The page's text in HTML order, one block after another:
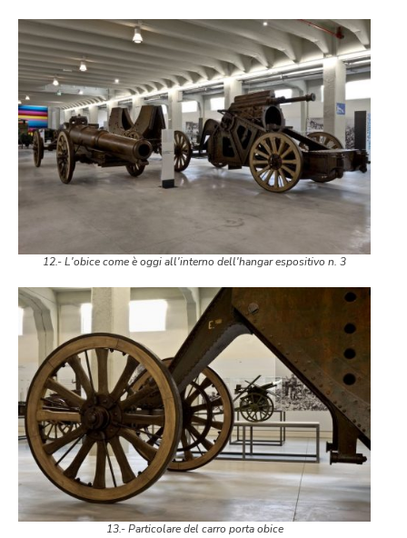
12.- L'obice come è oggi all'interno dell'hangar espositivo n. 3
13.- Particolare del carro porta obice